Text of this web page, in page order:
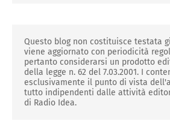
Questo blog non costituisce testata
viene aggiornato con periodicità
pertanto considerarsi un prodotto
della legge n. 62 del 7.03.2001. I
esclusivamente il punto di vista
tutto indipendenti dalle attività
di Radio Idea.